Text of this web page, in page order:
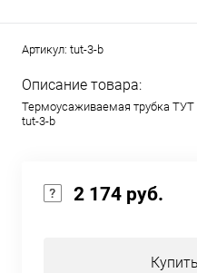
Артикул: tut-3-b
Описание товара:
Термоусаживаемая трубка ТУТ
tut-3-b
2 174 руб.